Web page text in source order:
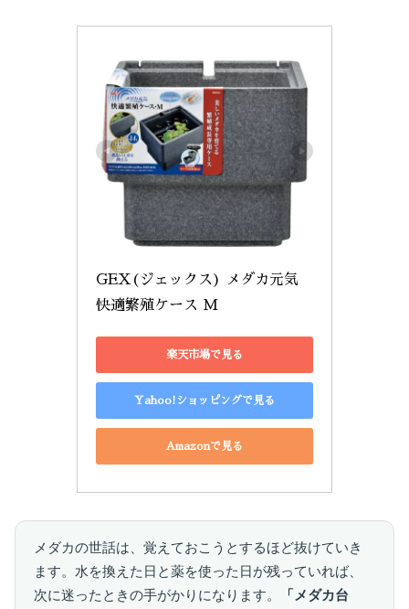
GEX(ジェックス) メダカ元気
快適繁殖ケース M
楽天市場で見る
Yahoo!ショッピングで見る
Amazonで見る
メダカの世話は、覚えておこうとするほど抜けていき
ます。水を換えた日と薬を使った日が残っていれば、
次に迷ったときの手がかりになります。
「メダカ台